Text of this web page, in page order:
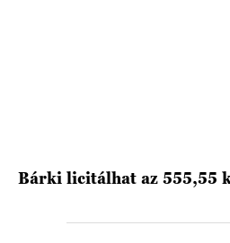
Bárki licitálhat az 555,55